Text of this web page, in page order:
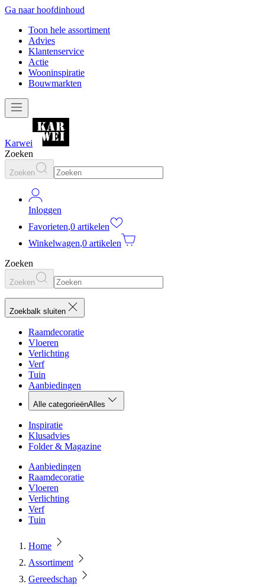
Ga naar hoofdinhoud
Toon hele assortiment
Advies
Klantenservice
Actie
Wooninspiratie
Bouwmarkten
Karwei
Zoeken
Zoeken
Inloggen
Favorieten,0 artikelen
Winkelwagen,0 artikelen
Zoeken
Zoeken
Zoekbalk sluiten
Raamdecoratie
Vloeren
Verlichting
Verf
Tuin
Aanbiedingen
Alle categorieënAlles
Inspiratie
Klusadvies
Folder & Magazine
Aanbiedingen
Raamdecoratie
Vloeren
Verlichting
Verf
Tuin
Home
Assortiment
Gereedschap